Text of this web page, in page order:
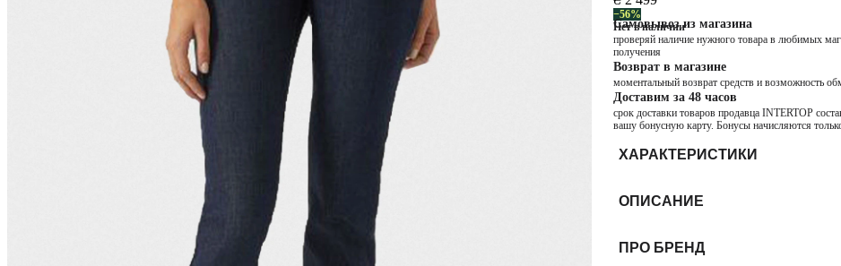
−56%
Нет в наличии
Самовывоз из магазина
проверяй наличие нужного товара в любимых
получения
Возврат в магазине
моментальный возврат средств и возможность
Доставим за 48 часов
срок доставки товаров продавца INTERTOP
вашу бонусную карту. Бонусы начисляются
ХАРАКТЕРИСТИКИ
ОПИСАНИЕ
ПРО БРЕНД